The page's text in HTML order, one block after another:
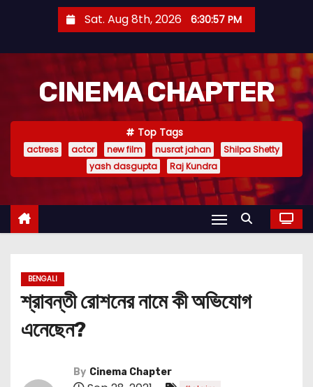
e
Sat. Aug 8th, 2026 6:30:58 PM
CINEMA CHAPTER
Top Tags
actress actor new film nusrat jahan
Shilpa Shetty
yash dasgupta
Raj Kundra
BENGALI
শ্রাবন্তী রোশনের নামে কী অভিযোগ
এনেছেন?
By Cinema Chapter